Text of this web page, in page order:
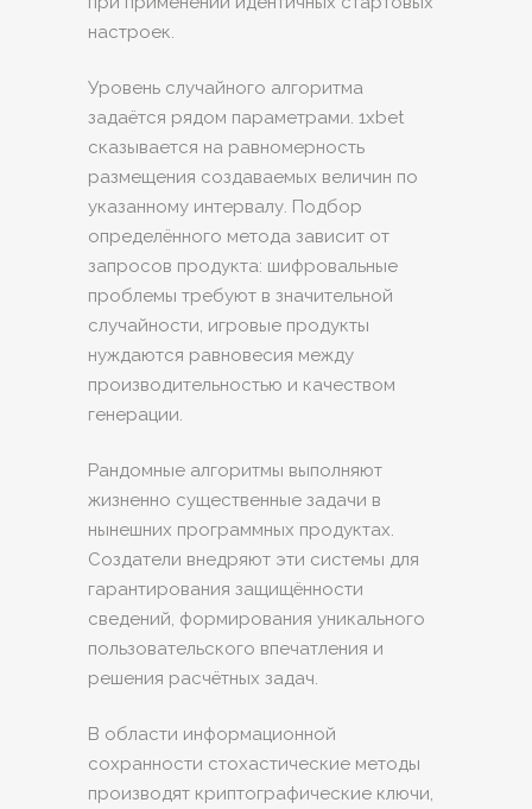
настроек.
Уровень случайного алгоритма
задаётся рядом параметрами. 1xbet
сказывается на равномерность
размещения создаваемых величин по
указанному интервалу. Подбор
определённого метода зависит от
запросов продукта: шифровальные
проблемы требуют в значительной
случайности, игровые продукты
нуждаются равновесия между
производительностью и качеством
генерации.
Рандомные алгоритмы выполняют
жизненно существенные задачи в
нынешних программных продуктах.
Создатели внедряют эти системы для
гарантирования защищённости
сведений, формирования уникального
пользовательского впечатления и
решения расчётных задач.
В области информационной
сохранности стохастические методы
производят криптографические ключи,